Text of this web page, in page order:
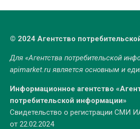
© 2024 Агентство
Для «Агентства потребительской
apimarket.ruявляется основным и
Информационное агентство
потребительской информации»
Свидетельство о регистрации СМИ
от 22.02.2024